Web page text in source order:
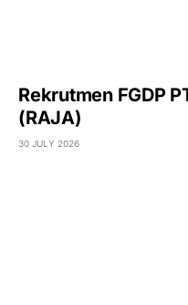
Rekrutmen FGDP
(RAJA)
30 JULY 2026